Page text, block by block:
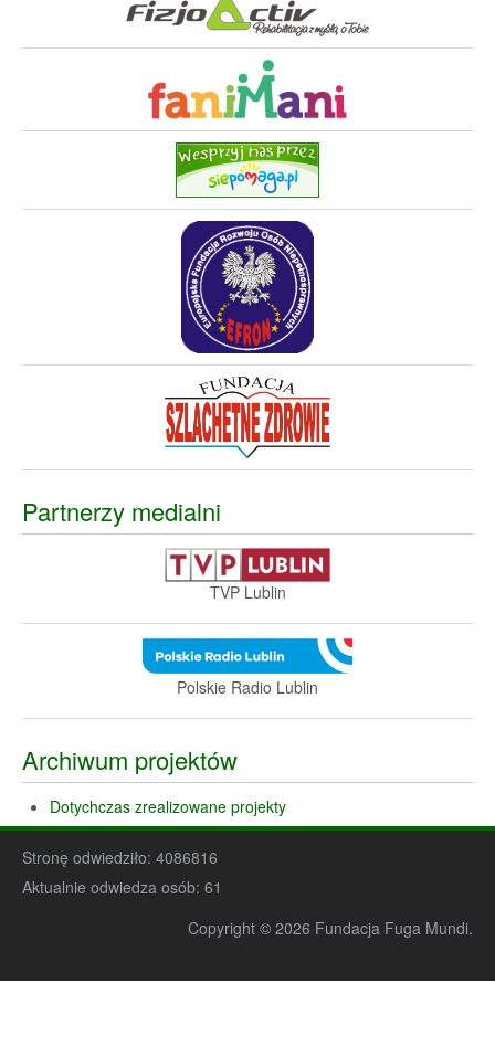
Partnerzy medialni
TVP Lublin
Polskie Radio Lublin
Archiwum projektów
Dotychczas zrealizowane projekty
Stronę odwiedziło: 4086816
Aktualnie odwiedza osób: 61
Copyright © 2026 Fundacja Fuga Mundi.